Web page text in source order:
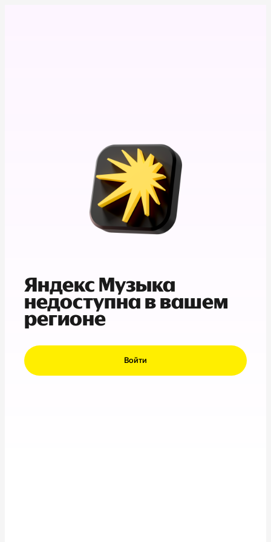
Яндекс Музыка
недоступна в вашем
регионе
Войти